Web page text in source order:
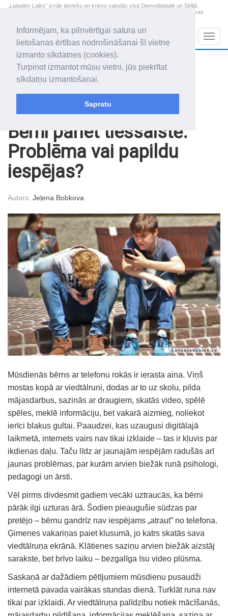
Informējam, ka pilnvērtīgai satura un
lietošanas ērtības nodrošināšanai šī vietne
izmanto sīkdatnes (cookies).
Turpinot izmantot mūsu vietni, jūs piekrītat
sīkdatņu izmantošanai.
Sapratu
„Latgales Laiks” iznāk latviešu un krievu valodās visā Dienvidlatgalē un Sēlijā,
„Latgales Laiks” latviešu valodā aptver Daugavpils valstspilsētu, Augšdaugavas
2026. gada 8. augusts
Sestdiena
Mudīte, Vladislava, Vladislavs
+17.4
Bērni pāriet tiešsaistē.
Problēma vai papildu
iespējas?
Autors: Jeļena Bobkova
Mūsdienās bērns ar telefonu rokās ir ierasta aina. Viņš
mostas kopā ar viedtālruni, dodas ar to uz skolu, pilda
mājasdarbus, sazinās ar draugiem, skatās video, spēlē
spēles, meklē informāciju, bet vakarā aizmieg, noliekot
ierīci blakus gultai. Paaudzei, kas uzaugusi digitālajā
laikmetā, internets vairs nav tikai izklaide – tas ir kļuvis par
ikdienas daļu. Taču līdz ar jaunajām iespējām radušās arī
jaunas problēmas, par kurām arvien biežāk runā psihologi,
pedagogi un ārsti.
Vēl pirms divdesmit gadiem vecāki uztraucās, ka bērni
pārāk ilgi uzturas ārā. Šodien pieaugušie sūdzas par
pretējo – bērnu gandrīz nav iespējams „atraut” no telefona.
Ģimenes vakariņas paiet klusumā, jo katrs skatās sava
viedtālruņa ekrānā. Klātienes saziņu arvien biežāk aizstāj
sarakste, bet brīvo laiku – bezgalīga īsu video plūsma.
Saskaņā ar dažādiem pētījumiem mūsdienu pusaudži
internetā pavada vairākas stundas dienā. Turklāt runa nav
tikai par izklaidi. Ar viedtālruņa palīdzību notiek mācīšanās,